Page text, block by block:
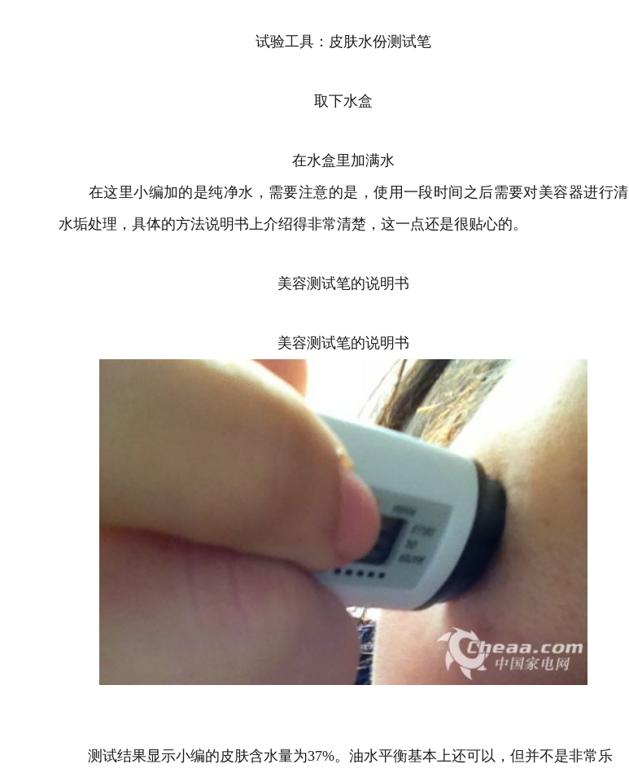
试验工具：皮肤水份测试笔
取下水盒
在水盒里加满水
在这里小编加的是纯净水，需要注意的是，使用一段时间之后需要对美容器进行清
水垢处理，具体的方法说明书上介绍得非常清楚，这一点还是很贴心的。
美容测试笔的说明书
美容测试笔的说明书
测试结果显示小编的皮肤含水量为37%。油水平衡基本上还可以，但并不是非常乐